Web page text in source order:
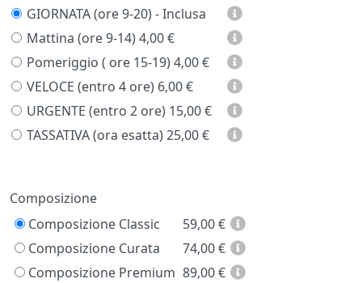
GIORNATA (ore 9-20) - Inclusa
Mattina (ore 9-14) 4,00 €
Pomeriggio ( ore 15-19) 4,00 €
VELOCE (entro 4 ore) 6,00 €
URGENTE (entro 2 ore) 15,00 €
TASSATIVA (ora esatta) 25,00 €
Prezzo
Composizione
Composizione Classic
59,00€
Composizione Curata
74,00€
Composizione Premium 89,00€